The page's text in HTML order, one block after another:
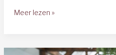
30+
Geld
Meer lezen »